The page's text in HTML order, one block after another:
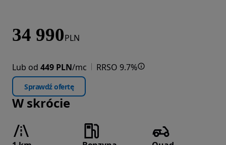
34 990PLN
Lub od 449 PLN/mc RRSO 9.7%
Sprawdź ofertę
W skrócie